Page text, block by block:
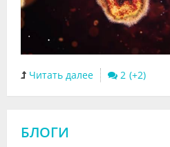
Читать далее 2
БЛОГИ